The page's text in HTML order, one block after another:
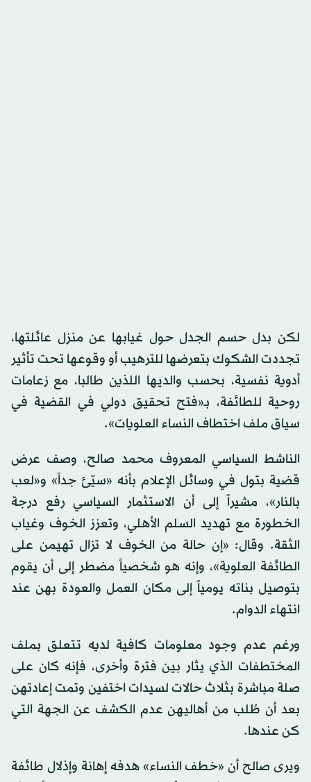
لكن بدل حسم الجدل حول غيابها عن منزل عائلتها،
تجددت الشكوك بتعرضها للترهيب أو وقوعها تحت تأثير
أدوية نفسية، بحسب والديها اللذين طالبا، مع زعامات
روحية للطائفة، بـ«فتح تحقيق دولي في القضية في
سياق ملف اختطاف النساء العلويات».
الناشط السياسي المعروف محمد صالح، وصف عرض
قضية بتول في وسائل الإعلام بأنه «سيّئ جداً» و«لعب
بالنار»، مشيراً إلى أن الاستثمار السياسي رفع درجة
الخطورة مع تهديد السلم الأهلي، وتعزز الخوف وغياب
الثقة. وقال: «إن حالة من الخوف لا تزال تهيمن على
الطائفة العلوية»، وإنه هو شخصياً مضطر إلى أن يقوم
بتوصيل بناته يومياً إلى مكان العمل والعودة بهن عند
انتهاء الدوام.
ورغم عدم وجود معلومات كافية لديه تتعلق بملف
المختطفات الذي يثار بين فترة وأخرى، فإنه كان على
صلة مباشرة بثلاث حالات لسيدات اختفين وتمت إعادتهن
بعد أن طُلب من أهاليهن عدم الكشف عن الجهة التي
كن عندها.
ويرى صالح أن «خطف النساء» هدفه إهانة وإذلال طائفة